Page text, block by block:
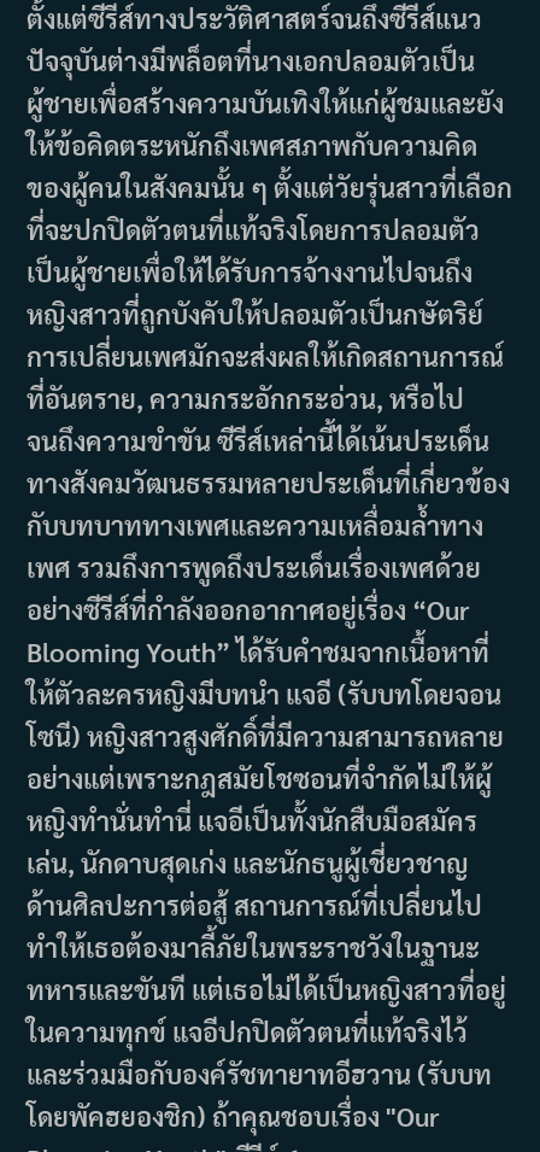
ตั้งแต่ซีรีส์ทางประวัติศาสตร์จนถึงซีรีส์แนว
ปัจจุบันต่างมีพล็อตที่นางเอกปลอมตัวเป็น
ผู้ชายเพื่อสร้างความบันเทิงให้แก่ผู้ชมและยัง
ให้ข้อคิดตระหนักถึงเพศสภาพกับความคิด
ของผู้คนในสังคมนั้น ๆ ตั้งแต่วัยรุ่นสาวที่เลือก
ที่จะปกปิดตัวตนที่แท้จริงโดยการปลอมตัว
เป็นผู้ชายเพื่อให้ได้รับการจ้างงานไปจนถึง
หญิงสาวที่ถูกบังคับให้ปลอมตัวเป็นกษัตริย์
การเปลี่ยนเพศมักจะส่งผลให้เกิดสถานการณ์
ที่อันตราย, ความกระอักกระอ่วน, หรือไป
จนถึงความขำขัน ซีรีส์เหล่านี้ได้เน้นประเด็น
ทางสังคมวัฒนธรรมหลายประเด็นที่เกี่ยวข้อง
กับบทบาททางเพศและความเหลื่อมล้ำทาง
เพศ รวมถึงการพูดถึงประเด็นเรื่องเพศด้วย
อย่างซีรีส์ที่กำลังออกอากาศอยู่เรื่อง “Our
Blooming Youth” ได้รับคำชมจากเนื้อหาที่
ให้ตัวละครหญิงมีบทนำ แจอี (รับบทโดยจอน
โซนี) หญิงสาวสูงศักดิ์ที่มีความสามารถหลาย
อย่างแต่เพราะกฎสมัยโชซอนที่จำกัดไม่ให้ผู้
หญิงทำนั่นทำนี่ แจอีเป็นทั้งนักสืบมือสมัคร
เล่น, นักดาบสุดเก่ง และนักธนูผู้เชี่ยวชาญ
ด้านศิลปะการต่อสู้ สถานการณ์ที่เปลี่ยนไป
ทำให้เธอต้องมาลี้ภัยในพระราชวังในฐานะ
ทหารและขันที แต่เธอไม่ได้เป็นหญิงสาวที่อยู่
ในความทุกข์ แจอีปกปิดตัวตนที่แท้จริงไว้
และร่วมมือกับองค์รัชทายาทอีฮวาน (รับบท
โดยพัคฮยองชิก) ถ้าคุณชอบเรื่อง "Our